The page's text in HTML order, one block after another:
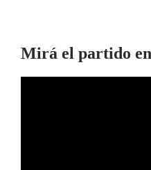
Mirá el partido